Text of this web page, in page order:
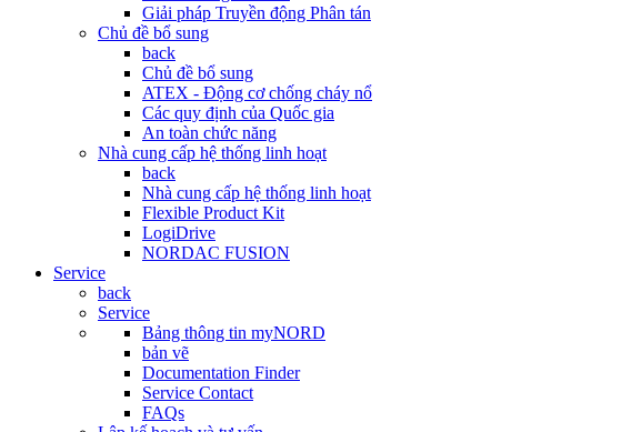
Giải pháp Truyền động Phân tán
Chủ đề bổ sung
back
Chủ đề bổ sung
ATEX - Động cơ chống cháy nổ
Các quy định của Quốc gia
An toàn chức năng
Nhà cung cấp hệ thống linh hoạt
back
Nhà cung cấp hệ thống linh hoạt
Flexible Product Kit
LogiDrive
NORDAC FUSION
Service
back
Service
Bảng thông tin myNORD
bản vẽ
Documentation Finder
Service Contact
FAQs